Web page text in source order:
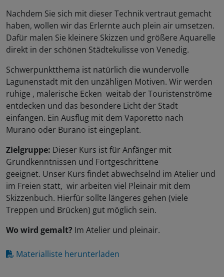
Nachdem Sie sich mit dieser Technik vertraut gemacht
haben, wollen wir das Erlernte auch plein air umsetzen.
Dafür malen Sie kleinere Skizzen und größere Aquarelle
direkt in der schönen Städtekulisse von Venedig.
Schwerpunktthema ist natürlich die wundervolle
Lagunenstadt mit den unzähligen Motiven. Wir werden
ruhige , malerische Ecken weitab der Touristenströme
entdecken und das besondere Licht der Stadt
einfangen. Ein Ausflug mit dem Vaporetto nach
Murano oder Burano ist eingeplant.
Zielgruppe: Dieser Kurs ist für Anfänger mit
Grundkenntnissen und Fortgeschrittene
geeignet. Unser Kurs findet abwechselnd im Atelier und
im Freien statt, wir arbeiten viel Pleinair mit dem
Skizzenbuch. Hierfür sollte längeres gehen (viele
Treppen und Brücken) gut möglich sein.
Wo wird gemalt? Im Atelier und pleinair.
Materialliste herunterladen